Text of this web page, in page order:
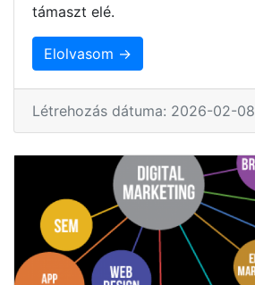
támaszt elé.
Elolvasom →
Létrehozás dátuma: 2026-02-08